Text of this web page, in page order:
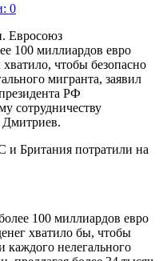
0
100 миллиардов евро
чтобы безопасно
мигранта, заявил
РФ
сотрудничеству
100 миллиардов евро
хватило бы, чтобы
каждого нелегального